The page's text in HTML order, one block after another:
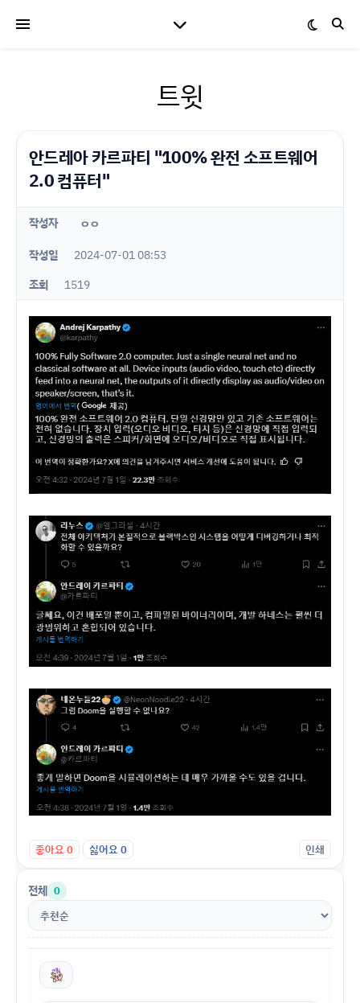
트윗
안드레아 카르파티 "100% 완전 소프트웨어
2.0 컴퓨터"
작성자 ㅇㅇ
작성일
2024-07-01 08:53
조회
1519
좋아요0 싫어요0 인쇄
전체 0